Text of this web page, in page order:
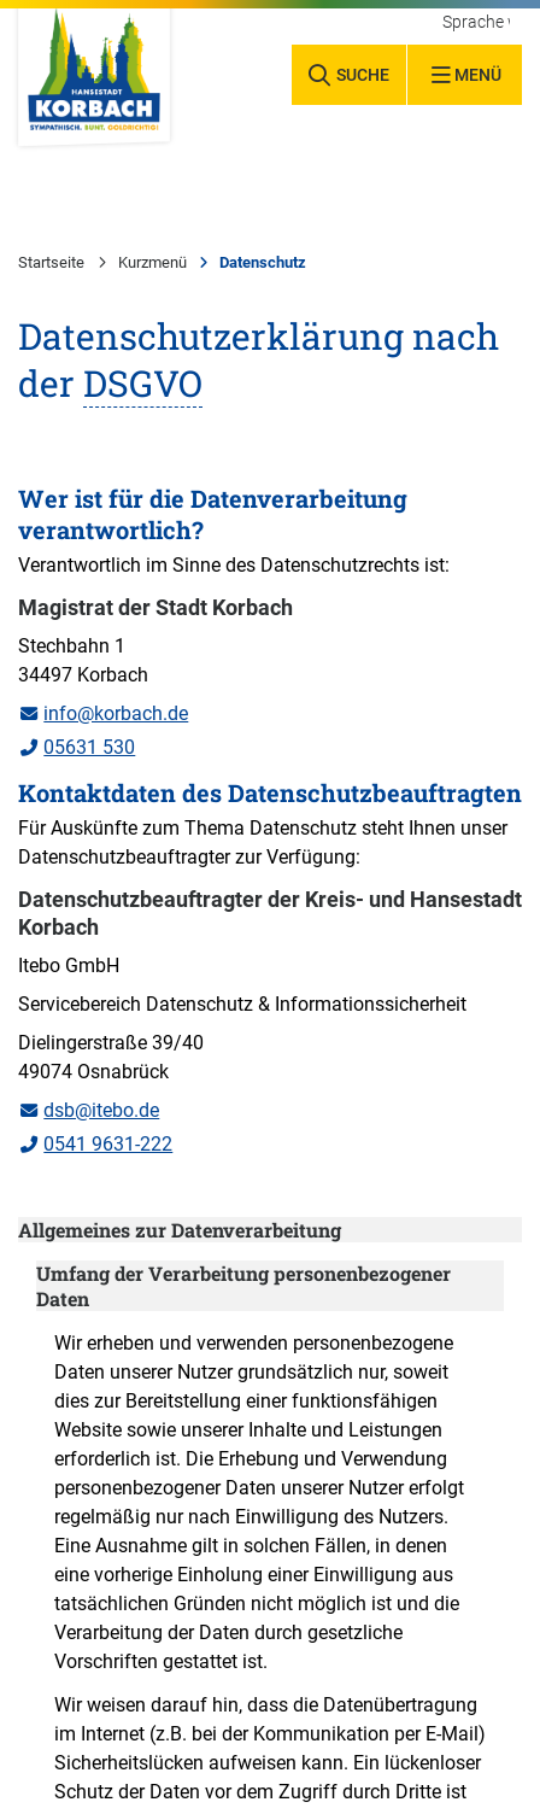
SUCHE MENÜ
Sprache
Startseite Kurzmenü Datenschutz
Datenschutzerklärung nach
der DSGVO
Wer ist für die Datenverarbeitung
verantwortlich?
Verantwortlich im Sinne des Datenschutzrechts ist:
Magistrat der Stadt Korbach
Stechbahn 1
34497 Korbach
info@korbach.de
05631 530
Kontaktdaten des Datenschutzbeauftragten
Für Auskünfte zum Thema Datenschutz steht Ihnen unser
Datenschutzbeauftragter zur Verfügung:
Datenschutzbeauftragter der Kreis- und Hansestadt
Korbach
Itebo GmbH
Servicebereich Datenschutz & Informationssicherheit
Dielingerstraße 39/40
49074 Osnabrück
dsb@itebo.de
0541 9631-222
Allgemeines zur Datenverarbeitung
Umfang der Verarbeitung personenbezogener
Daten
Wir erheben und verwenden personenbezogene
Daten unserer Nutzer grundsätzlich nur, soweit
dies zur Bereitstellung einer funktionsfähigen
Website sowie unserer Inhalte und Leistungen
erforderlich ist. Die Erhebung und Verwendung
personenbezogener Daten unserer Nutzer erfolgt
regelmäßig nur nach Einwilligung des Nutzers.
Eine Ausnahme gilt in solchen Fällen, in denen
eine vorherige Einholung einer Einwilligung aus
tatsächlichen Gründen nicht möglich ist und die
Verarbeitung der Daten durch gesetzliche
Vorschriften gestattet ist.
Wir weisen darauf hin, dass die Datenübertragung
im Internet (z.B. bei der Kommunikation per E-Mail)
Sicherheitslücken aufweisen kann. Ein lückenloser
Schutz der Daten vor dem Zugriff durch Dritte ist